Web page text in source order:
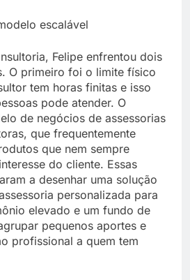
escalável
Felipe enfrentou dois
O primeiro foi o limite físico
tem horas finitas e isso
pode atender. O
de negócios de assessorias
que frequentemente
que nem sempre
do cliente. Essas
a desenhar uma solução
personalizada para
elevado e um fundo de
pequenos aportes e
profissional a quem tem